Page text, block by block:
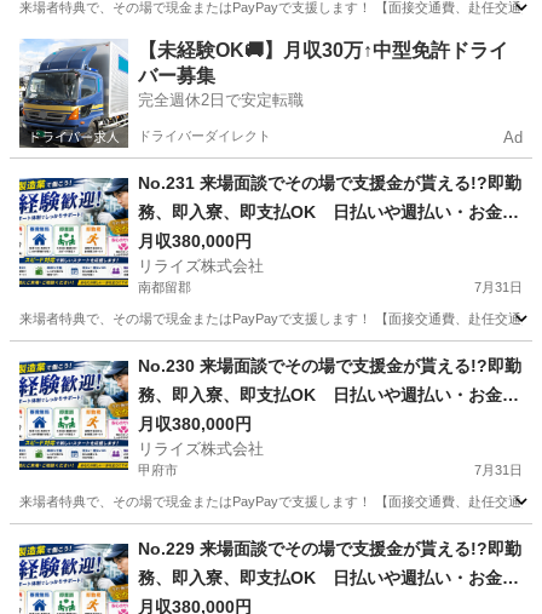
来場者特典で、その場で現金またはPayPayで支援します！ 【面接交通費、赴任交通
山梨 中央市 その他 業務
【未経験OK🚚】月収30万↑中型免許ドライ
バー募集
完全週休2日で安定転職
ドライバーダイレクト Ad
No.231 来場面談でその場で支援金が貰える!?即勤
務、即入寮、即支払OK 日払いや週払い・お金住
む場所に困ってる方必見の案件です！簡単な電子
部品の製造・加工のお仕事♪
月収380,000円
リライズ株式会社
南都留郡 7月31日
来場者特典で、その場で現金またはPayPayで支援します！ 【面接交通費、赴任交通
業務
No.230 来場面談でその場で支援金が貰える!?即勤
務、即入寮、即支払OK 日払いや週払い・お金住
む場所に困ってる方必見の案件です！簡単な電子
部品の製造・加工のお仕事♪
月収380,000円
リライズ株式会社
甲府市 7月31日
来場者特典で、その場で現金またはPayPayで支援します！ 【面接交通費、赴任交通
No.229 来場面談でその場で支援金が貰える!?即勤
務、即入寮、即支払OK 日払いや週払い・お金住
む場所に困ってる方必見の案件です！簡単な電子
月収380,000円